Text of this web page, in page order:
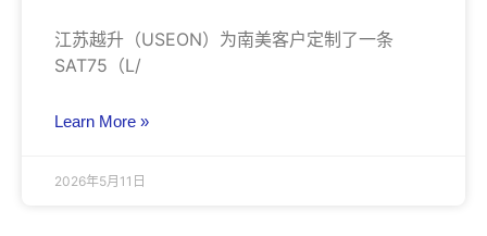
江苏越升（USEON）为南美客户定制了一条
SAT75（L/
Learn More »
2026年5月11日